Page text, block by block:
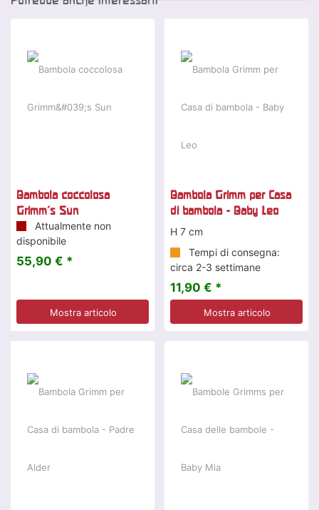
Bambola coccolosa
Grimm's Sun
Attualmente non
disponibile
55,90 € *
Mostra articolo
Bambola Grimm per Casa
di bambola - Baby Leo
H 7 cm
Tempi di consegna:
circa 2-3 settimane
11,90 € *
Mostra articolo